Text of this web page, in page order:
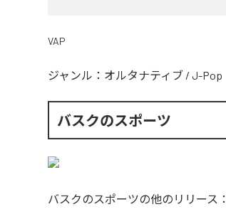
VAP
ジャンル： オルタナティブ / J-Pop
バスクのスポーツ
バスクのスポーツの他のリリース：